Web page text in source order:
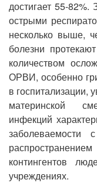
достигает 55-
острыми
несколько выше,
болезни
количеством
ОРВИ, особенно
в госпитализации,
материнской
инфекций
контингентов
учреждениях.